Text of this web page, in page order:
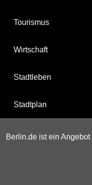
Tourismus
Wirtschaft
Stadtleben
Stadtplan
Berlin.de ist ein